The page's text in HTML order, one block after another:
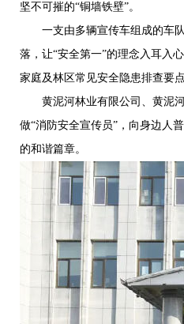
坚不可摧的“铜墙铁壁”。
一支由多辆宣传车组成的车队
落，让“安全第一”的理念入耳入
家庭及林区常见安全隐患排查要
黄泥河林业有限公司、黄泥河
做“消防安全宣传员”，向身边人
的和谐篇章。